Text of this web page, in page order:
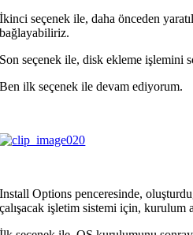
İkinci seçenek ile, daha önceden
bağlayabiliriz.
Son seçenek ile, disk ekleme işlemini
Ben ilk seçenek ile devam ediyorum.
Install Options penceresinde,
çalışacak işletim sistemi için, kurulum